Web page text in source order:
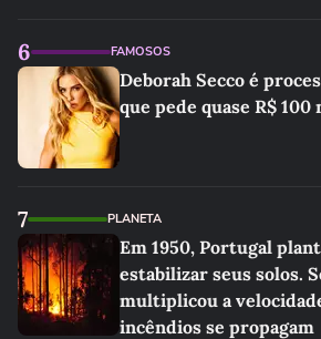
6 FAMOSOS
Deborah Secco é
que pede quase R$
7 PLANETA
Em 1950, Portugal
estabilizar seus solos.
multiplicou a
incêndios se propagam